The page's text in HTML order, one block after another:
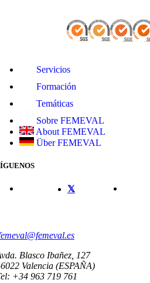
Servicios
Formación
Temáticas
Sobre FEMEVAL
About FEMEVAL
Über FEMEVAL
Blasco Ibañez, 127
Valencia (ESPAÑA)
+34 963 719 761